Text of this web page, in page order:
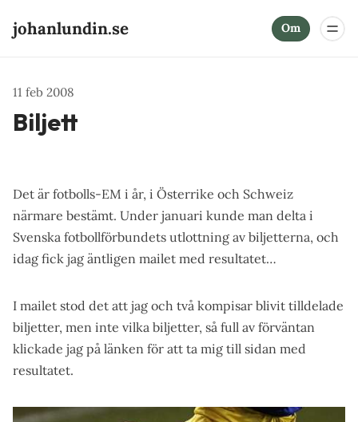
johanlundin.se Om
11 feb 2008
Biljett
Det är fotbolls-EM i år, i Österrike och Schweiz
närmare bestämt. Under januari kunde man delta i
Svenska fotbollförbundets utlottning av biljetterna, och
idag fick jag äntligen mailet med resultatet…
I mailet stod det att jag och två kompisar blivit tilldelade
biljetter, men inte vilka biljetter, så full av förväntan
klickade jag på länken för att ta mig till sidan med
resultatet.